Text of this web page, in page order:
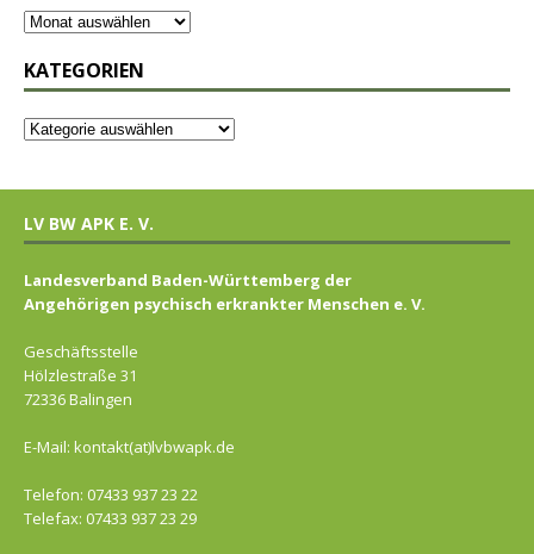
KATEGORIEN
LV BW APK E. V.
Landesverband Baden-Württemberg der
Angehörigen psychisch erkrankter Menschen e. V.
Geschäftsstelle
Hölzlestraße 31
72336 Balingen
E-Mail: kontakt(at)lvbwapk.de
Telefon: 07433 937 23 22
Telefax: 07433 937 23 29